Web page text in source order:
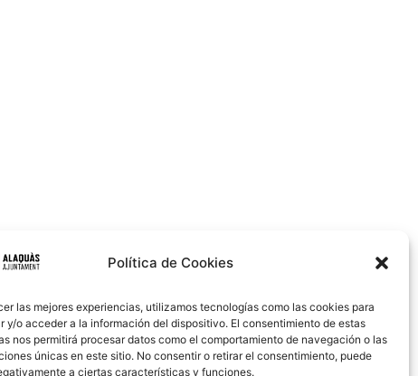
Política de Cookies
las mejores experiencias, utilizamos tecnologías como las cookies para
y/o acceder a la información del dispositivo. El consentimiento de estas
nos permitirá procesar datos como el comportamiento de navegación o las
únicas en este sitio. No consentir o retirar el consentimiento, puede
a ciertas características y funciones.